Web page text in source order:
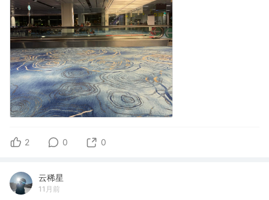
2 0 0
云稀星
11月前